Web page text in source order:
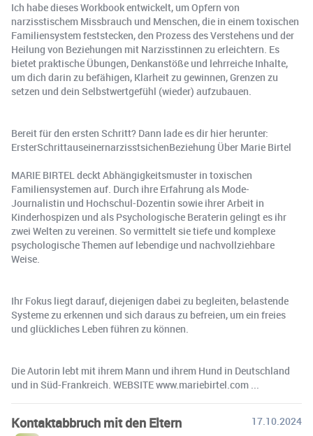
Ich habe dieses Workbook entwickelt, um Opfern von
narzisstischem Missbrauch und Menschen, die in einem toxischen
Familiensystem feststecken, den Prozess des Verstehens und der
Heilung von Beziehungen mit Narzisstinnen zu erleichtern. Es
bietet praktische Übungen, Denkanstöße und lehrreiche Inhalte,
um dich darin zu befähigen, Klarheit zu gewinnen, Grenzen zu
setzen und dein Selbstwertgefühl (wieder) aufzubauen.
Bereit für den ersten Schritt? Dann lade es dir hier herunter:
ErsterSchrittauseinernarzisstsichenBeziehung Über Marie Birtel
MARIE BIRTEL deckt Abhängigkeitsmuster in toxischen
Familiensystemen auf. Durch ihre Erfahrung als Mode-
Journalistin und Hochschul-Dozentin sowie ihrer Arbeit in
Kinderhospizen und als Psychologische Beraterin gelingt es ihr
zwei Welten zu vereinen. So vermittelt sie tiefe und komplexe
psychologische Themen auf lebendige und nachvollziehbare
Weise.
Ihr Fokus liegt darauf, diejenigen dabei zu begleiten, belastende
Systeme zu erkennen und sich daraus zu befreien, um ein freies
und glückliches Leben führen zu können.
Die Autorin lebt mit ihrem Mann und ihrem Hund in Deutschland
und in Süd-Frankreich. WEBSITE www.mariebirtel.com ...
Kontaktabbruch mit den Eltern
17.10.2024